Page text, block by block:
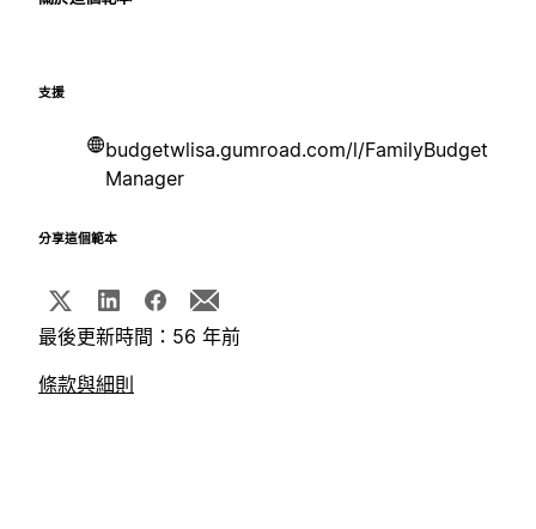
支援
budgetwlisa.gumroad.com/l/FamilyBudget
Manager
分享這個範本
最後更新時間：56 年前
條款與細則